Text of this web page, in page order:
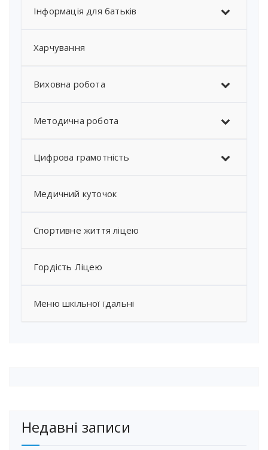
Інформація для батьків
Харчування
Виховна робота
Методична робота
Цифрова грамотність
Медичний куточок
Спортивне життя ліцею
Гордість Ліцею
Меню шкільної їдальні
Недавні записи